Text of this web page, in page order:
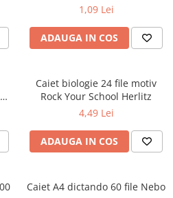
1,09 Lei
ADAUGA IN COS
Caiet biologie 24 file motiv
Rock Your School Herlitz
4,49 Lei
ADAUGA IN COS
Caiet A4 dictando 60 file Nebo